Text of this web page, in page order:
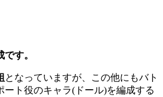
す。
となっていますが、この他にもバト
ート役のキャラ(ドール)を編成する